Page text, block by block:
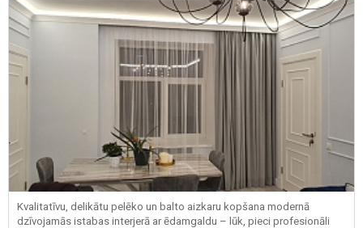
Kvalitatīvu, delikātu pelēko un balto aizkaru kopšana modernā
dzīvojamās istabas interjerā ar ēdamgaldu – lūk, pieci profesionāli